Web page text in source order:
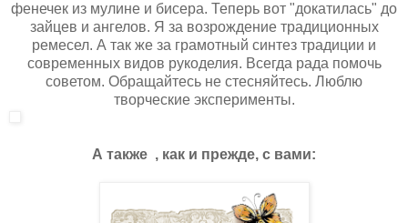
фенечек из мулине и бисера. Теперь вот "докатилась" до
зайцев и ангелов. Я за возрождение традиционных
ремесел. А так же за грамотный синтез традиции и
современных видов рукоделия. Всегда рада помочь
советом. Обращайтесь не стесняйтесь. Люблю
творческие эксперименты.
А также , как и прежде, с вами: